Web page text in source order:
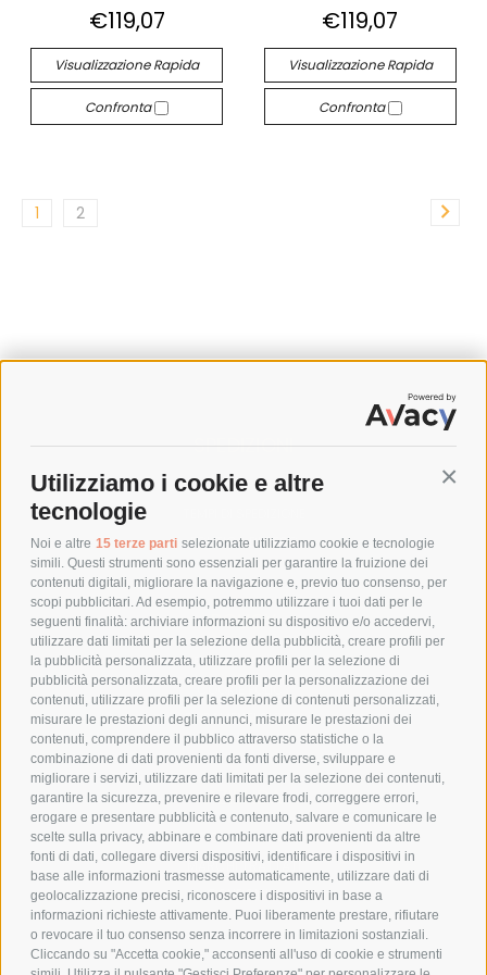
Utilizziamo i cookie e altre
tecnologie
Noi e altre 15 terze parti selezionate utilizziamo cookie e tecnologie
simili. Questi strumenti sono essenziali per garantire la fruizione dei
contenuti digitali, migliorare la navigazione e, previo tuo consenso, per
scopi pubblicitari. Ad esempio, potremmo utilizzare i tuoi dati per le
seguenti finalità: archiviare informazioni su dispositivo e/o accedervi,
utilizzare dati limitati per la selezione della pubblicità, creare profili per
la pubblicità personalizzata, utilizzare profili per la selezione di
pubblicità personalizzata, creare profili per la personalizzazione dei
contenuti, utilizzare profili per la selezione di contenuti personalizzati,
misurare le prestazioni degli annunci, misurare le prestazioni dei
contenuti, comprendere il pubblico attraverso statistiche o la
combinazione di dati provenienti da fonti diverse, sviluppare e
migliorare i servizi, utilizzare dati limitati per la selezione dei contenuti,
garantire la sicurezza, prevenire e rilevare frodi, correggere errori,
erogare e presentare pubblicità e contenuto, salvare e comunicare le
scelte sulla privacy, abbinare e combinare dati provenienti da altre
fonti di dati, collegare diversi dispositivi, identificare i dispositivi in
base alle informazioni trasmesse automaticamente, utilizzare dati di
geolocalizzazione precisi, riconoscere i dispositivi in base a
informazioni richieste attivamente. Puoi liberamente prestare, rifiutare
o revocare il tuo consenso senza incorrere in limitazioni sostanziali.
Cliccando su "Accetta cookie," acconsenti all'uso di cookie e strumenti
€119,07
Visualizzazione Rapida
Confronta
€119,07
Visualizzazione Rapida
Confronta
1 2
SPEDIZIONI
COSTI DI SPEDIZIONE
POLITICA DI RESO
POLICY
PRIVACY POLICY
COOKIE POLICY
PAGAMENTI SICURI
AZIENDA
CHI SIAMO
MARCHI TRATTATI
CONDOMINI